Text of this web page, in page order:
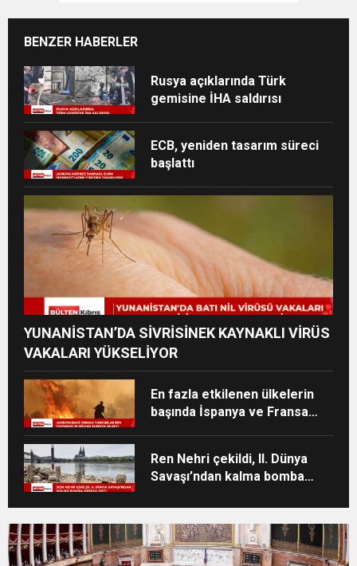
BENZER HABERLER
Rusya açıklarında Türk
gemisine İHA saldırısı
ECB, yeniden tasarım süreci
başlattı
YUNANİSTAN’DA SİVRİSİNEK KAYNAKLI VİRÜS
VAKALARI YÜKSELİYOR
En fazla etkilenen ülkelerin
başında İspanya ve Fransa
Ren Nehri çekildi, II. Dünya
Savaşı’ndan kalma bomba